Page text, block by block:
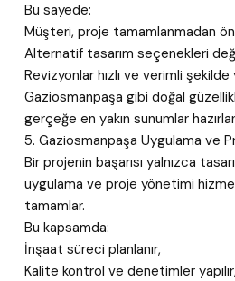
Bu sayede:
Müşteri, proje tamamlanmadan
Alternatif tasarım seçenekleri
Revizyonlar hızlı ve verimli şekilde
Gaziosmanpaşa gibi doğal
gerçeğe en yakın sunumlar
5. Gaziosmanpaşa Uygulama ve
Bir projenin başarısı yalnızca
uygulama ve proje yönetimi
tamamlar.
Bu kapsamda:
İnşaat süreci planlanır,
Kalite kontrol ve denetimler yapılır,